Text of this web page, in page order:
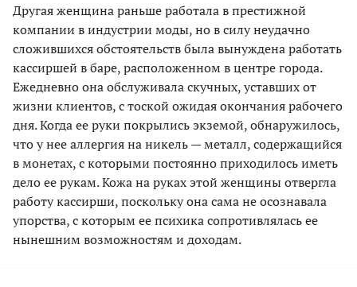
Другая женщина раньше работала в престижной
компании в индустрии моды, но в силу неудачно
сложившихся обстоятельств была вынуждена работать
кассиршей в баре, расположенном в центре города.
Ежедневно она обслуживала скучных, уставших от
жизни клиентов, с тоской ожидая окончания рабочего
дня. Когда ее руки покрылись экземой, обнаружилось,
что у нее аллергия на никель — металл, содержащийся
в монетах, с которыми постоянно приходилось иметь
дело ее рукам. Кожа на руках этой женщины отвергла
работу кассирши, поскольку она сама не осознавала
упорства, с которым ее психика сопротивлялась ее
нынешним возможностям и доходам.